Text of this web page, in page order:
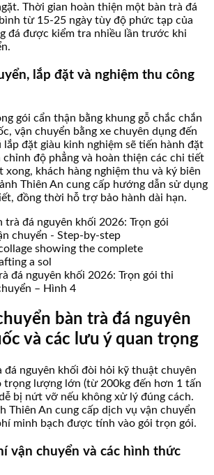
Thời gian hoàn thiện một bàn trà đá
từ 15-25 ngày tùy độ phức tạp của
đá được kiểm tra nhiều lần trước khi
lắp đặt và nghiệm thu công
gói cẩn thận bằng khung gỗ chắc chắn
vận chuyển bằng xe chuyên dụng đến
đặt giàu kinh nghiệm sẽ tiến hành đặt
chỉnh độ phẳng và hoàn thiện các chi tiết
xong, khách hàng nghiệm thu và ký biên
Thiên An cung cấp hướng dẫn sử dụng
đồng thời hỗ trợ bảo hành dài hạn.
đá nguyên khối 2026: Trọn gói thi
– Hình 4
bàn trà đá nguyên
và các lưu ý quan trọng
đá nguyên khối đòi hỏi kỹ thuật chuyên
trọng lượng lớn (từ 200kg đến hơn 1 tấn
bị nứt vỡ nếu không xử lý đúng cách.
Thiên An cung cấp dịch vụ vận chuyển
minh bạch được tính vào gói trọn gói.
vận chuyển và các hình thức